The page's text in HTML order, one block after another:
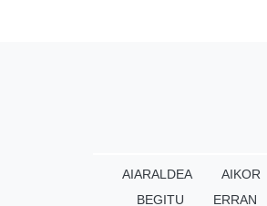
AIARALDEA AIKOR
BEGITU
ERRAN